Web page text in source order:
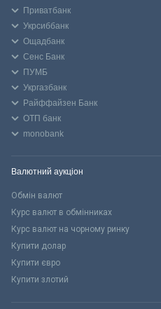
Приватбанк
Укрсиббанк
Ощадбанк
Сенс Банк
ПУМБ
Укргазбанк
Райффайзен Банк
ОТП банк
monobank
Валютний аукціон
Обмін валют
Курс валют в обмінниках
Курс валют на чорному ринку
Купити долар
Купити євро
Купити злотий